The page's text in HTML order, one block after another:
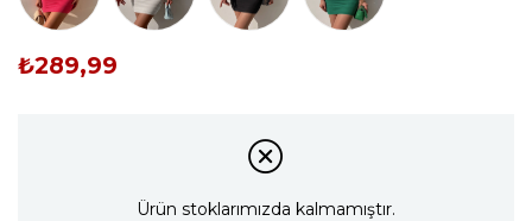
₺289,99
Ürün stoklarımızda kalmamıştır.